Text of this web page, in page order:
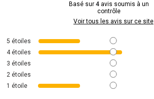
Basé sur 4 avis soumis à un
contrôle
Voir tous les avis sur ce site
5 étoiles
4 étoiles
3 étoiles
2 étoiles
1 étoile